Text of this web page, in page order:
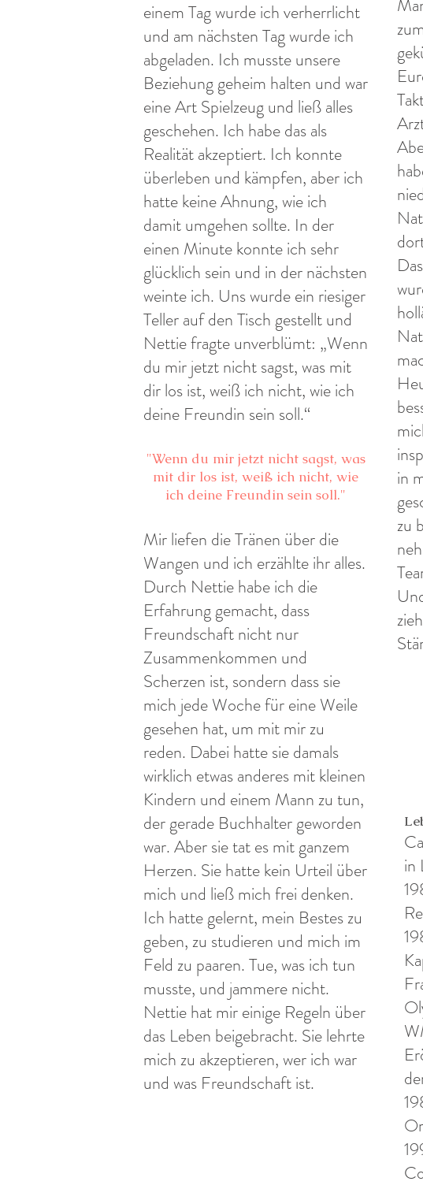
einem Tag wurde ich verherrlicht
und am nächsten Tag wurde ich
abgeladen. Ich musste unsere
Beziehung geheim halten und war
eine Art Spielzeug und ließ alles
geschehen. Ich habe das als
Realität akzeptiert. Ich konnte
überleben und kämpfen, aber ich
hatte keine Ahnung, wie ich
damit umgehen sollte. In der
einen Minute konnte ich sehr
glücklich sein und in der nächsten
weinte ich. Uns wurde ein riesiger
Teller auf den Tisch gestellt und
Nettie fragte unverblümt: „Wenn
du mir jetzt nicht sagst, was mit
dir los ist, weiß ich nicht, wie ich
deine Freundin sein soll.“
"Wenn du mir jetzt nicht sagst, was
mit dir los ist, weiß ich nicht, wie
ich deine Freundin sein soll."
Mir liefen die Tränen über die
Wangen und ich erzählte ihr alles.
Durch Nettie habe ich die
Erfahrung gemacht, dass
Freundschaft nicht nur
Zusammenkommen und
Scherzen ist, sondern dass sie
mich jede Woche für eine Weile
gesehen hat, um mit mir zu
reden. Dabei hatte sie damals
wirklich etwas anderes mit kleinen
Kindern und einem Mann zu tun,
der gerade Buchhalter geworden
war. Aber sie tat es mit ganzem
Herzen. Sie hatte kein Urteil über
mich und ließ mich frei denken.
Ich hatte gelernt, mein Bestes zu
geben, zu studieren und mich im
Feld zu paaren. Tue, was ich tun
musste, und jammere nicht.
Nettie hat mir einige Regeln über
das Leben beigebracht. Sie lehrte
mich zu akzeptieren, wer ich war
und was Freundschaft ist.
in
zu
in